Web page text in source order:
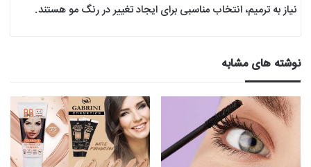
نیاز به ترمیم، انتخاب مناسبی برای ایجاد تغییر در رنگ مو هستند.
نوشته های مشابه